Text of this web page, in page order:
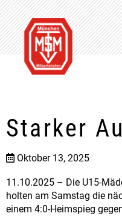
Starker
Oktober 13, 2025
11.10.2025 – Die U15-
holten am Samstag die
einem 4:0-Heimspieg